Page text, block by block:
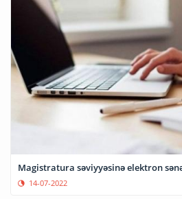
Magistratura səviyyəsinə elektron
14-07-2022